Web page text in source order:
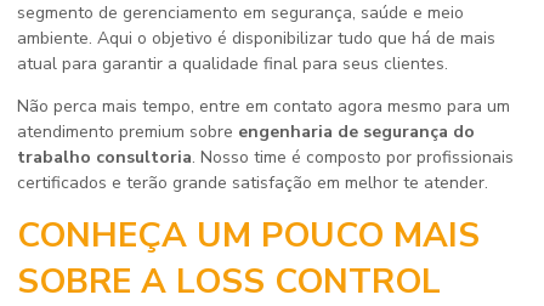
segmento de gerenciamento em segurança, saúde e meio
ambiente. Aqui o objetivo é disponibilizar tudo que há de mais
atual para garantir a qualidade final para seus clientes.
Não perca mais tempo, entre em contato agora mesmo para um
atendimento premium sobre engenharia de segurança do
trabalho consultoria. Nosso time é composto por profissionais
certificados e terão grande satisfação em melhor te atender.
CONHEÇA UM POUCO MAIS
SOBRE A LOSS CONTROL